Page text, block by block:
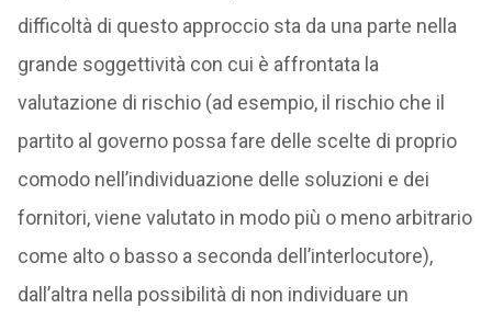
difficoltà di questo approccio sta da una parte nella
grande soggettività con cui è affrontata la
valutazione di rischio (ad esempio, il rischio che il
partito al governo possa fare delle scelte di proprio
comodo nell’individuazione delle soluzioni e dei
fornitori, viene valutato in modo più o meno arbitrario
come alto o basso a seconda dell’interlocutore),
dall’altra nella possibilità di non individuare un